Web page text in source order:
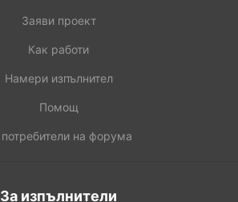
Заяви проект
Как работи
Намери изпълнител
Помощ
на форума
За изпълнители